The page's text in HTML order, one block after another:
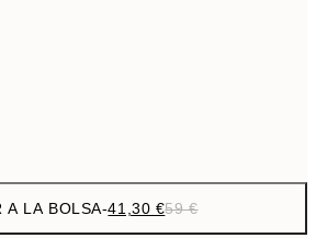
A LA BOLSA-41,30 €59 €